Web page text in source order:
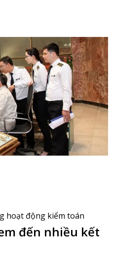
hoạt động kiểm toán
đến nhiều kết